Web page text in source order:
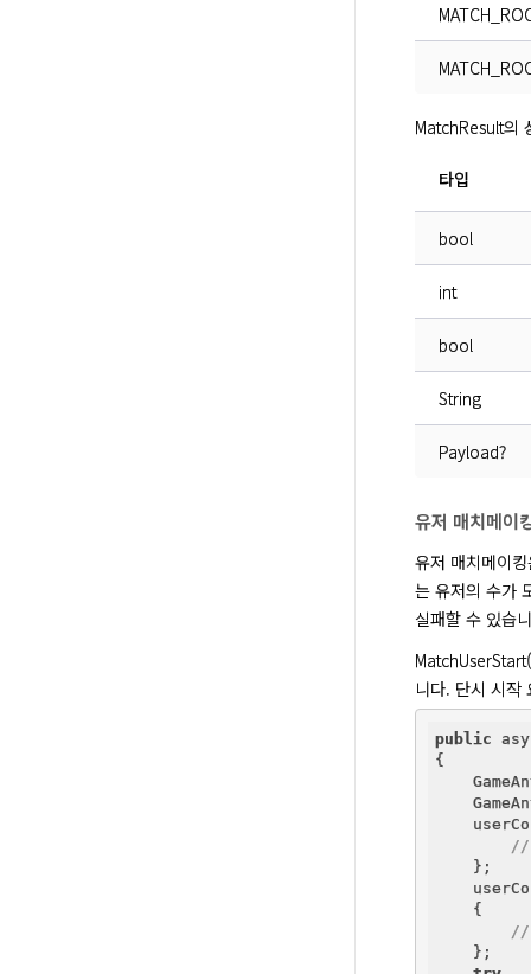
MatchResult의
타입
bool
int
bool
String
Payload?
유저 매치메이
유저 매치메이
는 유저의 수가
실패할 수 있습
니다. 단시 시작
public
{
//
    };
    {
//
    };